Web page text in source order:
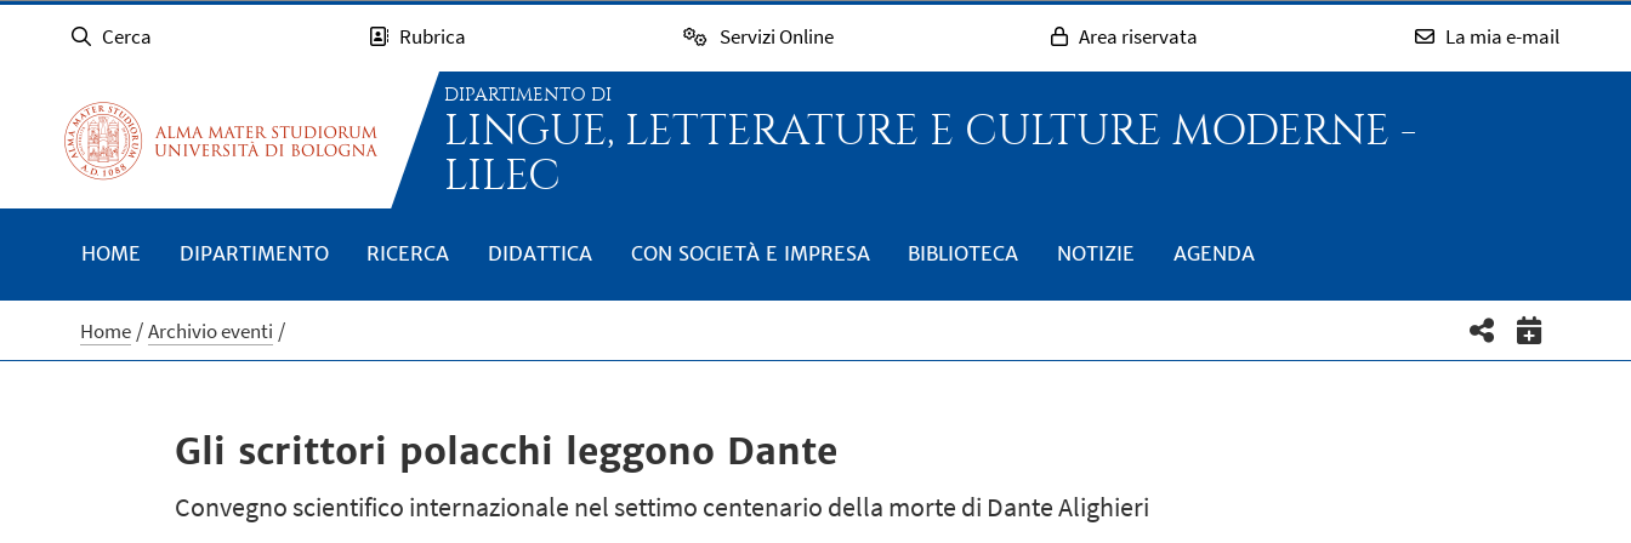
Cerca Rubrica Servizi Online Area riservata La mia e-mail
DIPARTIMENTO DI
LINGUE, LETTERATURE E CULTURE MODERNE -
LILEC
HOME DIPARTIMENTO RICERCA DIDATTICA CON SOCIETÀ E IMPRESA BIBLIOTECA NOTIZIE AGENDA
Home Archivio eventi
Gli scrittori polacchi leggono Dante
Convegno scientifico internazionale nel settimo centenario della morte di Dante Alighieri